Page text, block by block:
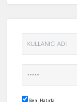
Beni Hatırla